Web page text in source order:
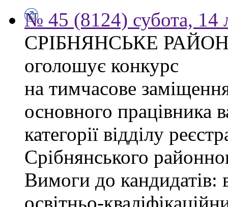
№ 45 (8124) субота, 14
СРІБНЯНСЬКЕ
оголошує конкурс
на тимчасове
основного працівника
категорії відділу
Срібнянського
Вимоги до кандидатів:
освітньо-